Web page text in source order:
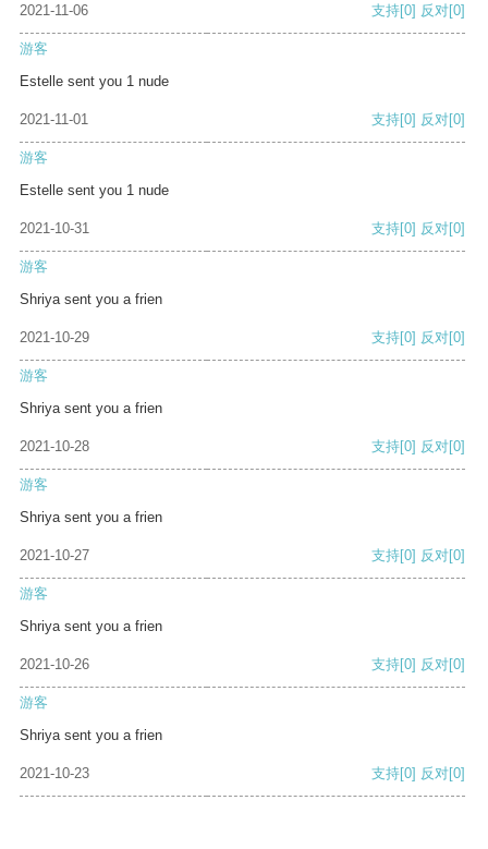
2021-11-06 支持[0] 反对[0]
游客
Estelle sent you 1 nude
2021-11-01 支持[0] 反对[0]
游客
Estelle sent you 1 nude
2021-10-31 支持[0] 反对[0]
游客
Shriya sent you a frien
2021-10-29 支持[0] 反对[0]
游客
Shriya sent you a frien
2021-10-28 支持[0] 反对[0]
游客
Shriya sent you a frien
2021-10-27 支持[0] 反对[0]
游客
Shriya sent you a frien
2021-10-26 支持[0] 反对[0]
游客
Shriya sent you a frien
2021-10-23 支持[0] 反对[0]